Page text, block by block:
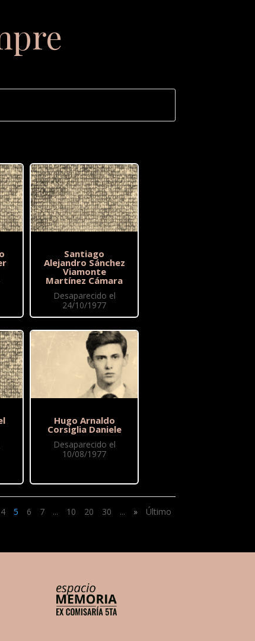
Santiago
Alejandro Sánchez
Viamonte
Martínez Cámara
Desaparecido el
24/10/1977
Hugo Arnaldo
Corsiglia Daniele
Desaparecido el
10/08/1977
4 5 6 7 ... 10 20 30 ... » Último